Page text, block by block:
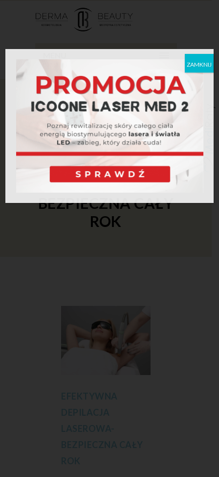
Home Laseroterapia
EFEKTYWNA
DEPILACJA LASEROWA- BEZPIECZNA CAŁY
ROK
EFEKTYWNA
DEPILACJA
LASEROWA-
BEZPIECZNA CAŁY
ROK
ZAMKNIJ